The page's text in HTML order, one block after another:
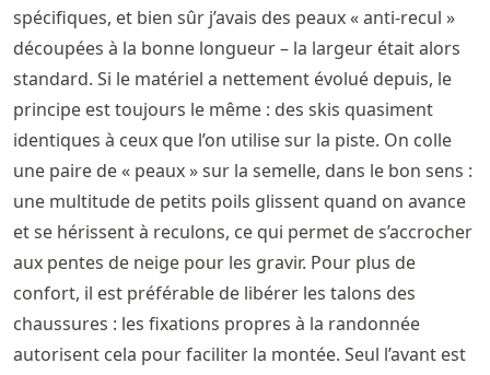
spécifiques, et bien sûr j’avais des peaux « anti-recul »
découpées à la bonne longueur – la largeur était alors
standard. Si le matériel a nettement évolué depuis, le
principe est toujours le même : des skis quasiment
identiques à ceux que l’on utilise sur la piste. On colle
une paire de « peaux » sur la semelle, dans le bon sens :
une multitude de petits poils glissent quand on avance
et se hérissent à reculons, ce qui permet de s’accrocher
aux pentes de neige pour les gravir. Pour plus de
confort, il est préférable de libérer les talons des
chaussures : les fixations propres à la randonnée
autorisent cela pour faciliter la montée. Seul l’avant est